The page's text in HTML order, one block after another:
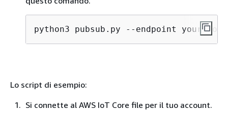
python3 pubsub.py --endpoint your-
Lo script di esempio:
Si connette al AWS IoT Core file per il tuo account.